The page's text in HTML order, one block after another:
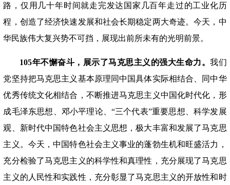
路，仅用几十年时间就走完发达国家几百年走过的工业化历
程，创造了经济快速发展和社会长期稳定两大奇迹。今天，中
华民族伟大复兴势不可挡，展现出前所未有的光明前景。
105年不懈奋斗，展示了马克思主义的强大生命力。我们
党坚持把马克思主义基本原理同中国具体实际相结合、同中华
优秀传统文化相结合，不断推进马克思主义中国化时代化，形
成毛泽东思想、邓小平理论、 “三个代表”重要思想、科学发展
观、新时代中国特色社会主义思想，极大丰富和发展了马克思
主义。今天，中国特色社会主义事业的蓬勃生机和旺盛活力，
充分检验了马克思主义的科学性和真理性，充分展现了马克思
主义的人民性和实践性，充分彰显了马克思主义的开放性和时